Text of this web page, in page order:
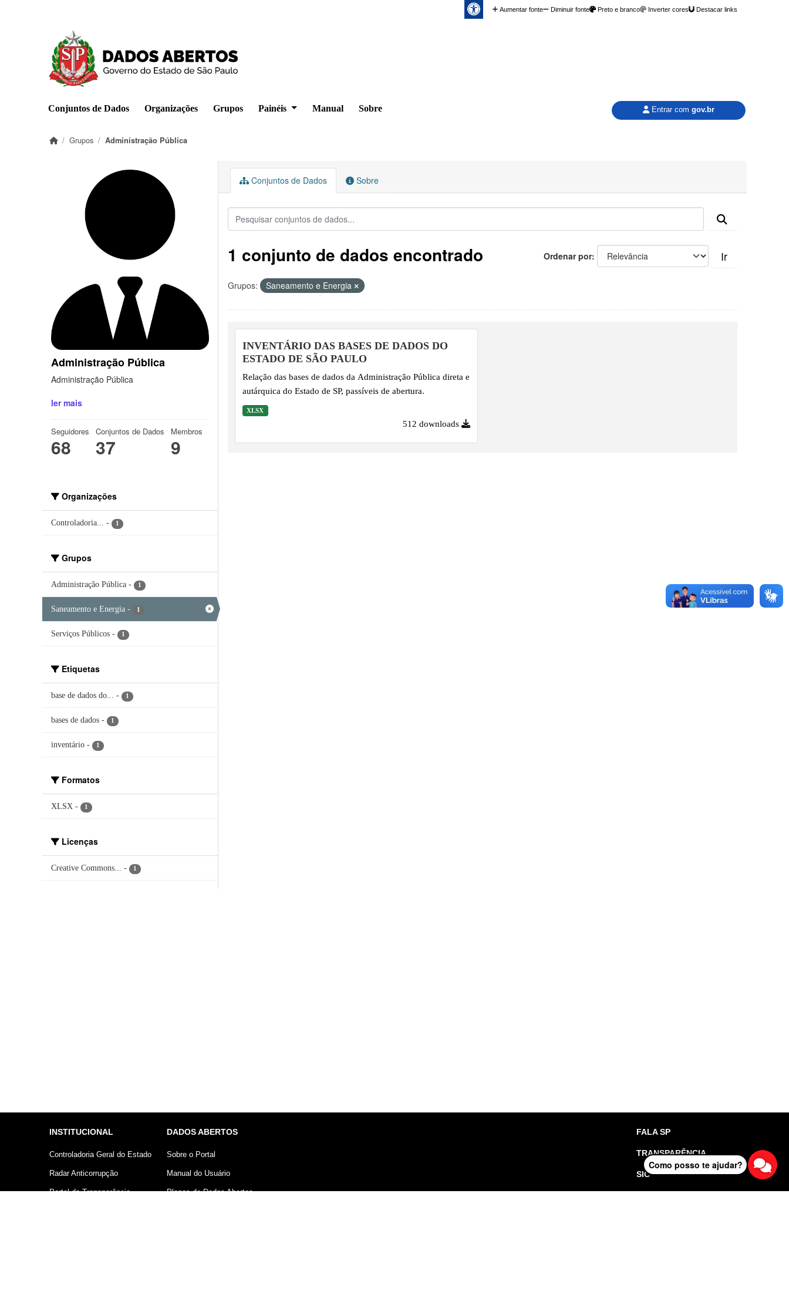
Aumentar fonte Diminuir fonte Preto e branco Inverter cores Destacar links
Conjuntos de Dados Organizações Grupos Painéis Manual Sobre Entrar com gov.br
Grupos Administração Pública
Administração Pública
Administração Pública
ler mais
Seguidores
68
Conjuntos de Dados
37
Membros
9
Organizações
Controladoria... - 1
Grupos
Administração Pública - 1
Saneamento e Energia - 1
Serviços Públicos - 1
Etiquetas
base de dados do... - 1
bases de dados - 1
inventário - 1
Formatos
XLSX - 1
Licenças
Creative Commons... - 1
Conjuntos de Dados Sobre
Ordenar por Ir
1 conjunto de dados encontrado
Grupos: Saneamento e Energia
INVENTÁRIO DAS BASES DE DADOS DO
ESTADO DE SÃO PAULO
Relação das bases de dados da Administração Pública direta e
autárquica do Estado de SP, passíveis de abertura.
XLSX
512 downloads
INSTITUCIONAL
Controladoria Geral do Estado
Radar Anticorrupção
Portal da Transparência
DADOS ABERTOS
Sobre o Portal
Manual do Usuário
Planos de Dados Abertos
FALA SP
TRANSPARÊNCIA
SIC
Como posso te ajudar?